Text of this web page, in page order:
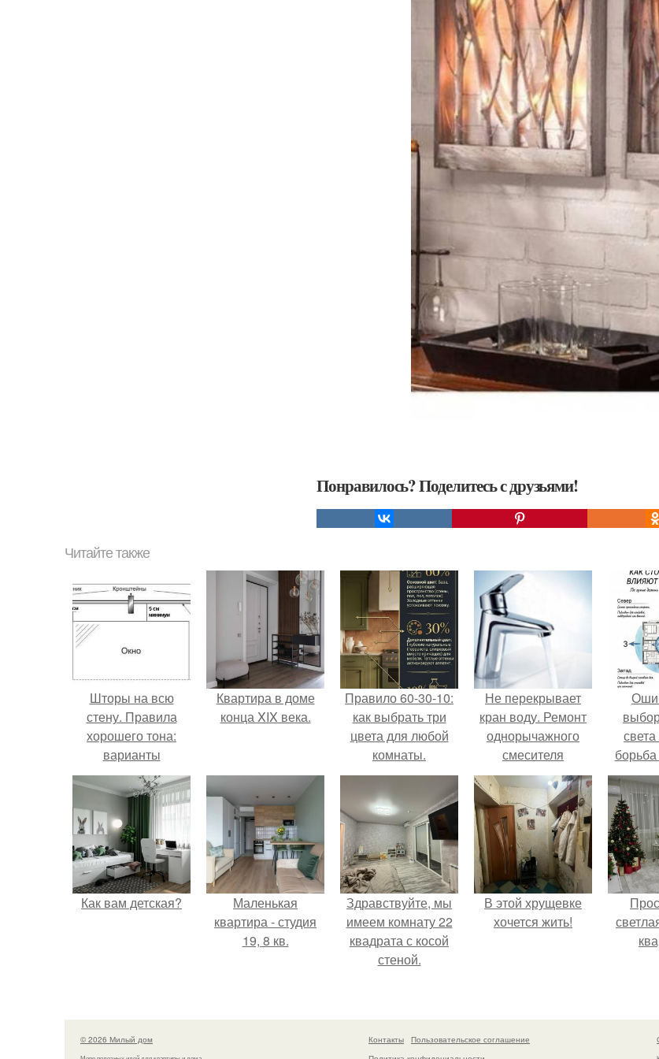
Понравилось? Поделитесь с друзьями!
Читайте также
Шторы на всю
стену. Правила
хорошего тона:
варианты
оформления окон
длинными шторами
Квартира в доме
конца XIX века.
Правило 60-30-10:
как выбрать три
цвета для любой
комнаты.
Не перекрывает
кран воду. Ремонт
однорычажного
смесителя
или
Как вам детская?
Маленькая
квартира - студия
19, 8 кв.
Здравствуйте, мы
имеем комнату 22
квадрата с косой
стеной.
В этой хрущевке
хочется жить!
© 2026 Милый дом Контакты
Пользовательское соглашение